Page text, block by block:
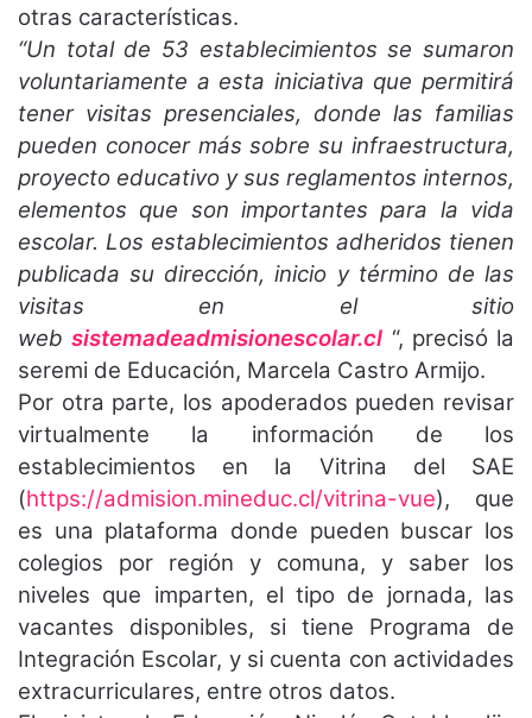
otras características.
“Un total de 53 establecimientos se sumaron
voluntariamente a esta iniciativa que permitirá
tener visitas presenciales, donde las familias
pueden conocer más sobre su infraestructura,
proyecto educativo y sus reglamentos internos,
elementos que son importantes para la vida
escolar. Los establecimientos adheridos tienen
publicada su dirección, inicio y término de las
visitas en el sitio
websistemadeadmisionescolar.cl “, precisó la
seremi de Educación, Marcela Castro Armijo.
Por otra parte, los apoderados pueden revisar
virtualmente la información de los
establecimientos en la Vitrina del SAE
(https://admision.mineduc.cl/vitrina-vue), que
es una plataforma donde pueden buscar los
colegios por región y comuna, y saber los
niveles que imparten, el tipo de jornada, las
vacantes disponibles, si tiene Programa de
Integración Escolar, y si cuenta con actividades
extracurriculares, entre otros datos.